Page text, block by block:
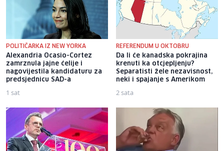
POLITIČARKA IZ NEW YORKA
Alexandria Ocasio-Cortez
zamrznula jajne ćelije i
nagovijestila kandidaturu za
predsjednicu SAD-a
1 sat
REFERENDUM U OKTOBRU
Da li će kanadska pokrajina
krenuti ka otcjepljenju?
Separatisti žele nezavisnost,
neki i spajanje s Amerikom
2 sata